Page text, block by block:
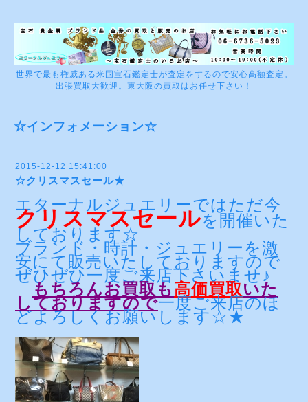
世界で最も権威ある米国宝石鑑定士が査定をするので安心高額査定。
出張買取大歓迎。東大阪の買取はお任せ下さい！
☆インフォメーション☆
2015-12-12 15:41:00
☆クリスマスセール★
エターナルジュエリーではただ今
クリスマスセールを開催いた
しております☆
ブランド・時計・ジュエリーを激
安にて販売いたしておりますので
ぜひぜひ一度ご来店下さいませ♪
もちろんお買取も高価買取いた
しておりますので一度ご来店のほ
どよろしくお願いします☆★